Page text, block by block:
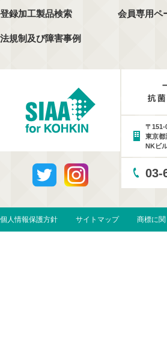
登録加工製品検索
法規制及び障害事例
会員専用ペ
〒151-
東京都
NKビ
03-
個人情報保護方針 サイトマップ 商標に関